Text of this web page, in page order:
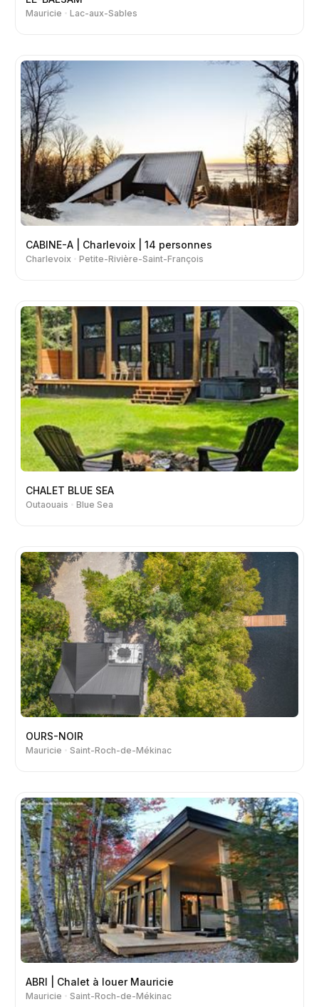
Mauricie Lac-aux-Sables
CABINE-A | Charlevoix | 14 personnes
Charlevoix Petite-Rivière-Saint-François
CHALET BLUE SEA
Outaouais Blue Sea
OURS-NOIR
Mauricie Saint-Roch-de-Mékinac
ABRI | Chalet à louer Mauricie
Mauricie Saint-Roch-de-Mékinac